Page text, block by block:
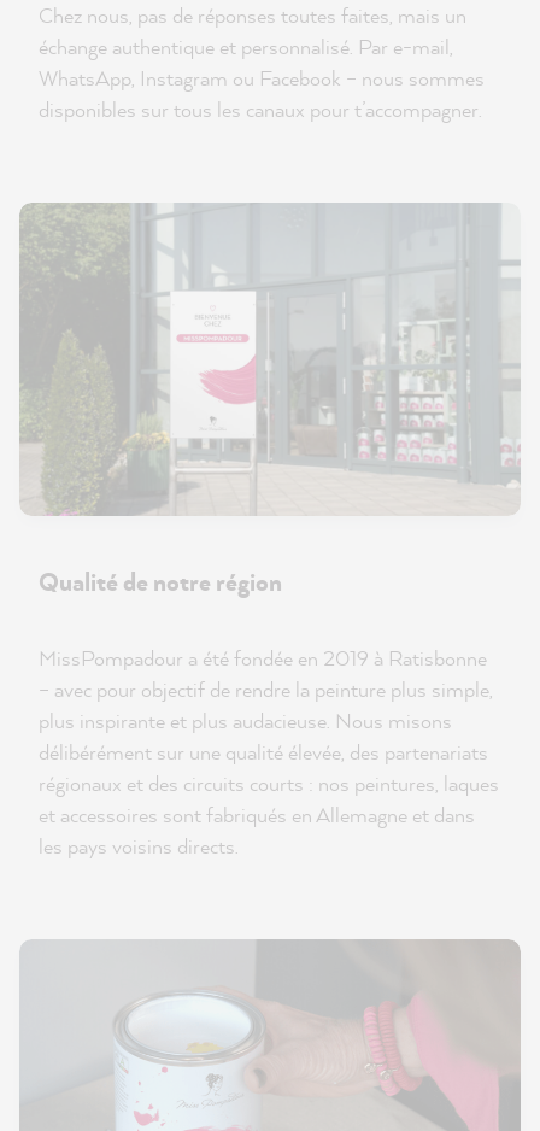
Chez nous, pas de réponses toutes faites, mais un
échange authentique et personnalisé. Par e-mail,
WhatsApp, Instagram ou Facebook – nous sommes
disponibles sur tous les canaux pour t’accompagner.
Qualité de notre région
MissPompadour a été fondée en 2019 à Ratisbonne
– avec pour objectif de rendre la peinture plus simple,
plus inspirante et plus audacieuse. Nous misons
délibérément sur une qualité élevée, des partenariats
régionaux et des circuits courts : nos peintures, laques
et accessoires sont fabriqués en Allemagne et dans
les pays voisins directs.